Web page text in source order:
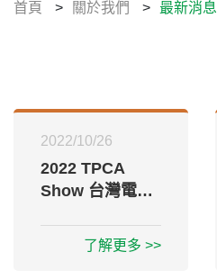
聯絡我們
首頁 > 關於我們 > 最新消息
2022/10/26
2022 TPCA
Show 台灣電路
會 10/26-10/28
了解更多 >>